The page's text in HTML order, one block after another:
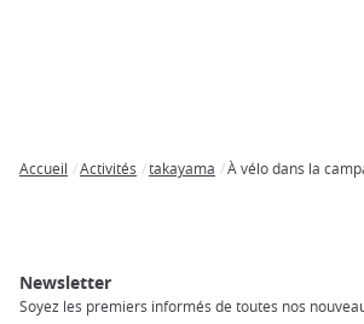
Accueil Activités takayama À vélo dans la
Newsletter
Soyez les premiers informés de toutes nos